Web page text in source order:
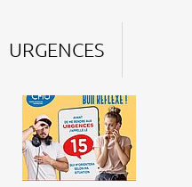
URGENCES